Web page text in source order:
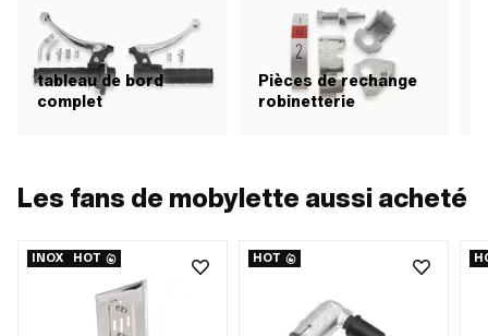
tableau de bord
complet
Pièces de rechange
robinetterie
Les fans de mobylette aussi acheté
INOX HOT HOT